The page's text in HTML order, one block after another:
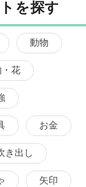
を探す
動物
・花
お金
き出し
矢印